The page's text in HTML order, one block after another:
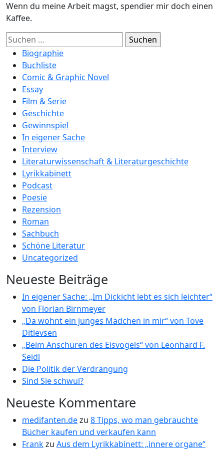
Wenn du meine Arbeit magst, spendier mir doch einen
Kaffee.
Suchen
nach:Biographie
Buchliste
Comic & Graphic Novel
Essay
Film & Serie
Geschichte
Gewinnspiel
In eigener Sache
Interview
Literaturwissenschaft & Literaturgeschichte
Lyrikkabinett
Podcast
Poesie
Rezension
Roman
Sachbuch
Schöne Literatur
Uncategorized
Neueste Beiträge
In eigener Sache: „Im Dickicht lebt es sich leichter“
von Florian Birnmeyer
„Da wohnt ein junges Mädchen in mir“ von Tove
Ditlevsen
„Beim Anschüren des Eisvogels“ von Leonhard F.
Seidl
Die Politik der Verdrängung
Sind Sie schwul?
Neueste Kommentare
medifanten.dezu 8 Tipps, wo man gebrauchte
Bücher kaufen und verkaufen kann
Frankzu Aus dem Lyrikkabinett: „innere organe“